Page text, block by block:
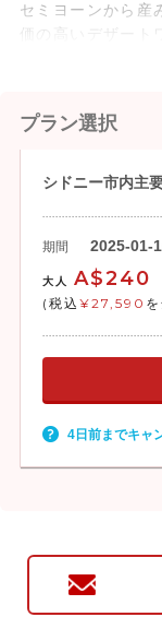
セミヨーンから産
価の高いデザート
プラン選択
シドニー市内主
期間 2025-01-
大人 A$240
(税込 ¥27,590
4日前までキャ